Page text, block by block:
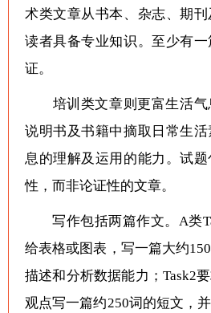
术类文章从书本、杂志、期
读者具备专业知识。至少有
证。
培训类文章则更富生活气
说明书及书籍中摘取日常生
息的理解及运用的能力。试
性，而非论证性的文章。
写作包括两篇作文。A类
给表格或图表，写一篇大约
描述和分析数据能力；Task2
观点写一篇约250词的短文，